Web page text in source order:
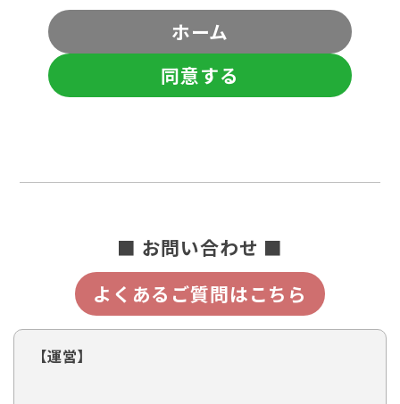
ホーム
同意する
■ お問い合わせ ■
よくあるご質問はこちら
【運営】